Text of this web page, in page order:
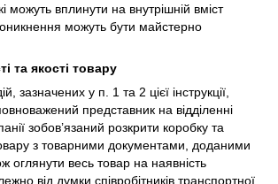
можуть вплинути на внутрішній вміст
можуть бути майстерно
та якості товару
зазначених у п. 1 та 2 цієї інструкції,
представник на відділенні
зобов’язаний розкрити коробку та
товару з товарними документами, доданими
оглянути весь товар на наявність
від думки співробітників транспортної